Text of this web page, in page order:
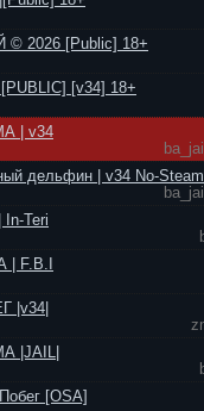
2026 [Public] 18+
[v34] 18+
| v34
дельфин | v34 No-Steam
Teri
F.B.I
|v34|
|JAIL|
[OSA]